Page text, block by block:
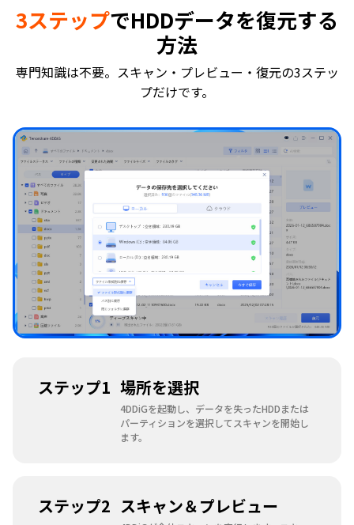
3ステップでHDDデータを復元する
方法
専門知識は不要。スキャン・プレビュー・復元の3ステッ
プだけです。
ステップ1 場所を選択
4DDiGを起動し、データを失ったHDDまたは
パーティションを選択してスキャンを開始し
ます。
ステップ2 スキャン＆プレビュー